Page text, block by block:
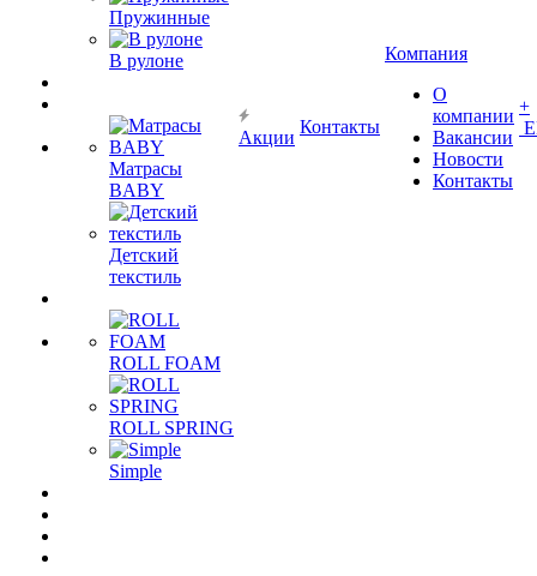
Пружинные
В рулоне
Матрасы
BABY
Детский
текстиль
ROLL FOAM
ROLL SPRING
Simple
Акции
Контакты
Компания
О
компании
Вакансии
Новости
Контакты
+